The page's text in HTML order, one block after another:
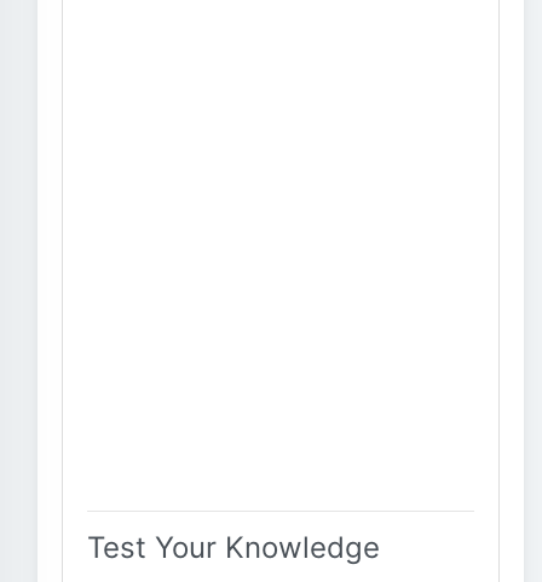
Test Your Knowledge